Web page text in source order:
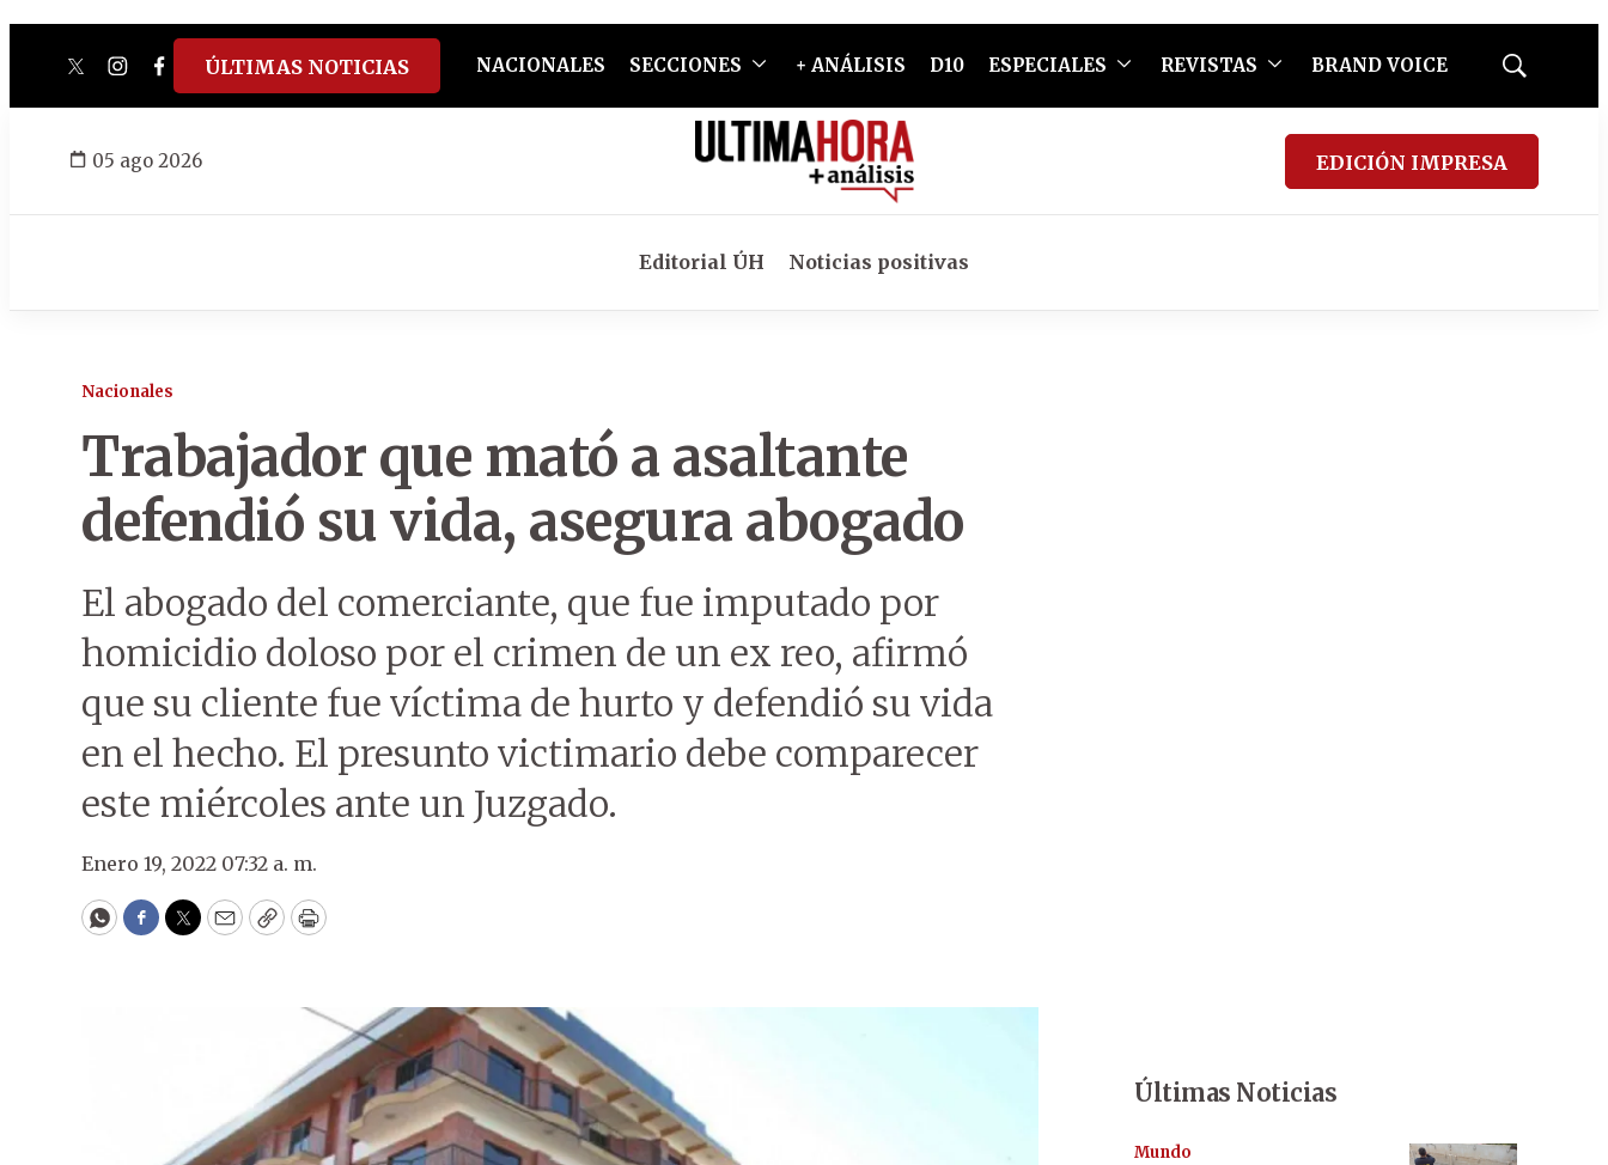
twitterinstagram
facebook
tiktokyoutube
spotify
ÚLTIMAS NOTICIAS NACIONALES SECCIONES + ANÁLISIS D10 ESPECIALES REVISTAS BRAND VOICE
Mostrar
05 ago 2026 EDICIÓN IMPRESA
Editorial ÚH Noticias positivas
Nacionales
Trabajador que mató a asaltante
defendió su vida, asegura abogado
El abogado del comerciante, que fue imputado por
homicidio doloso por el crimen de un ex reo, afirmó
que su cliente fue víctima de hurto y defendió su vida
en el hecho. El presunto victimario debe comparecer
este miércoles ante un Juzgado.
Enero 19, 2022 07:32 a. m.
WhatsApp
Facebook
Twitter
EmailCopyPrint
Últimas Noticias
Mundo